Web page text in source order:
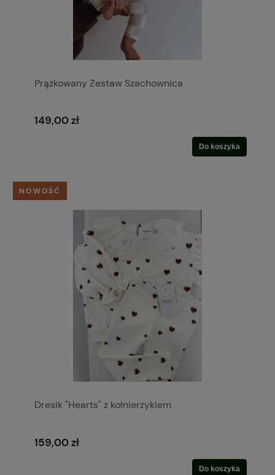
Prążkowany Zestaw Szachownica
149,00 zł
Do koszyka
Dresik "Hearts" z kołnierzykiem
159,00 zł
Do koszyka
NOWOŚĆ